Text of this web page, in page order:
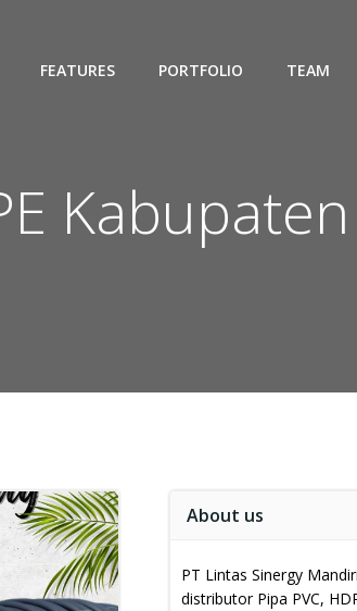
FEATURES PORTFOLIO TEAM
Kabupaten
About us
PT Lintas Sinergy
distributor Pipa PVC,